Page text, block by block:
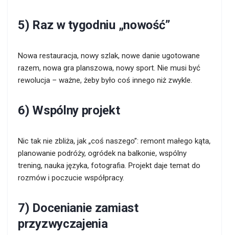
5) Raz w tygodniu „nowość”
Nowa restauracja, nowy szlak, nowe danie ugotowane
razem, nowa gra planszowa, nowy sport. Nie musi być
rewolucja – ważne, żeby było coś innego niż zwykle.
6) Wspólny projekt
Nic tak nie zbliża, jak „coś naszego”: remont małego kąta,
planowanie podróży, ogródek na balkonie, wspólny
trening, nauka języka, fotografia. Projekt daje temat do
rozmów i poczucie współpracy.
7) Docenianie zamiast
przyzwyczajenia